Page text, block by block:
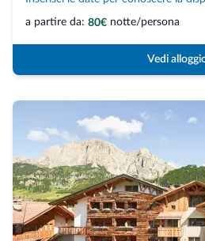
a partire da: 80€ notte/persona
Vedi